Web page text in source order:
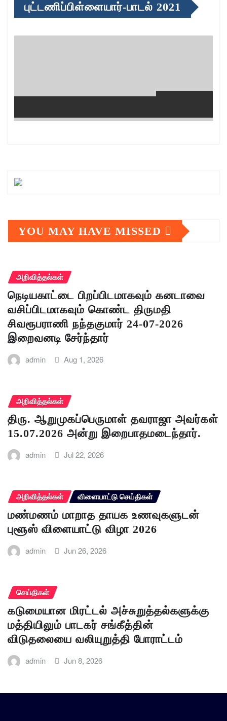
புட்டணிப்பிள்ளையார்-பாடல் 2021
YOU MAY HAVE MISSED
அறிவித்தல்கள்
நெடியகாட்டை பிறப்பிடமாகவும் கனடாவை
வசிப்பிடமாகவும் கொண்ட திருமதி
சிவரூபராணி நந்தகுமார் 24-07-2026
இறைவனடி சேர்ந்தார்
admin Aug 1, 2026
அறிவித்தல்கள்
திரு. ஆறுமுகப்பெருமாள் தவராஜா அவர்கள்
15.07.2026 அன்று இறைபாதமடைந்தார்.
admin Jul 22, 2026
அறிவித்தல்கள் விளையாட்டு செய்திகள்
மண்மணம் மாறாத தாயக உணவுகளுடன்
புளூஸ் விளையாட்டு விழா 2026
admin Jun 26, 2026
செய்திகள்
கடுமையான மிரட்டல் அச்சுறுத்தல்களுக்கு
மத்தியிலும் பாடகர் சங்கீத்தின்
விடுதலையை வலியுறுத்தி போராட்டம்
admin Jun 8, 2026